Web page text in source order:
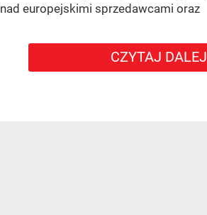
nad europejskimi sprzedawcami oraz
CZYTAJ DALEJ